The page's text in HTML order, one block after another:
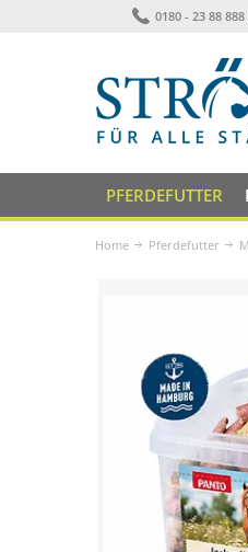
0180 - 23 88
PFERDEFUTTER
Home Pferdefutter